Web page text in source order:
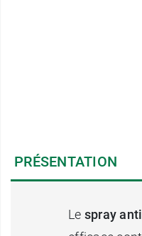
PRÉSENTATION
Le spray